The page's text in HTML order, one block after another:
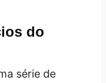
do
série de